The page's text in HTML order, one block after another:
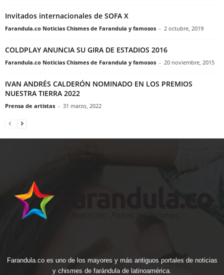
Invitados internacionales de SOFA X
Farandula.co Noticias Chismes de Farandula y famosos - 2 octubre, 2019
COLDPLAY ANUNCIA SU GIRA DE ESTADIOS 2016
Farandula.co Noticias Chismes de Farandula y famosos - 20 noviembre, 2015
IVAN ANDRÉS CALDERÓN NOMINADO EN LOS PREMIOS
NUESTRA TIERRA 2022
Prensa de artistas - 31 marzo, 2022
Farandula.co es uno de los mayores y más antiguos portales de noticias
y chismes de farándula de latinoamérica.